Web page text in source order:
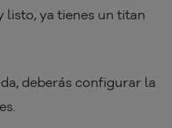
listo, ya tienes un titan
deberás configurar la